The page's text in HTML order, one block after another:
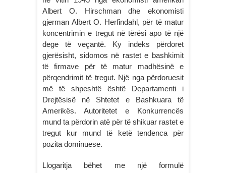
Albert O. Hirschman dhe ekonomisti
gjerman Albert O. Herfindahl, për të matur
koncentrimin e tregut në tërësi apo të një
dege të veçantë. Ky indeks përdoret
gjerësisht, sidomos në rastet e bashkimit
të firmave për të matur madhësinë e
përqendrimit të tregut. Një nga përdoruesit
më të shpeshtë është Departamenti i
Drejtësisë në Shtetet e Bashkuara të
Amerikës. Autoritetet e Konkurrencës
mund ta përdorin atë për të shikuar rastet e
tregut kur mund të ketë tendenca për
pozita dominuese.
Llogaritja bëhet me një formulë